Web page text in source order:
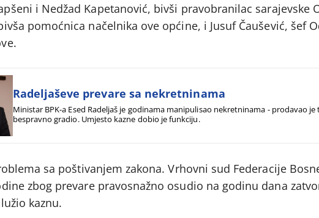
i Nedžad Kapetanović, bivši pravobranilac sarajevske
pomoćnica načelnika ove općine, i Jusuf Čaušević, šef
Radeljaševe prevare sa nekretninama
Ministar BPK-a Esed Radeljaš je godinama manipulisao nekretninama - prodavao
bespravno gradio. Umjesto kazne dobio je funkciju.
sa poštivanjem zakona. Vrhovni sud Federacije
zbog prevare pravosnažno osudio na godinu dana
kaznu.